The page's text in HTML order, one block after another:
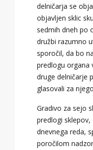
delničarja se
objavljen sklic
sedmih dneh po
družbi razumno
sporočil, da bo
predlogu organa
druge delničarje
glasovali za
Gradivo za sejo
predlogi
dnevnega reda,
poročilom